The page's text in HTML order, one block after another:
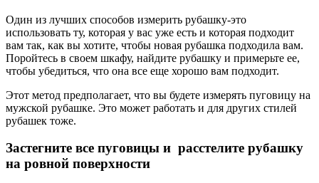
Один из лучших способов измерить рубашку-это
использовать ту, которая у вас уже есть и которая подходит
вам так, как вы хотите, чтобы новая рубашка подходила вам.
Поройтесь в своем шкафу, найдите рубашку и примерьте ее,
чтобы убедиться, что она все еще хорошо вам подходит.
Этот метод предполагает, что вы будете измерять пуговицу на
мужской рубашке. Это может работать и для других стилей
рубашек тоже.
Застегните все пуговицы и расстелите рубашку
на ровной поверхности